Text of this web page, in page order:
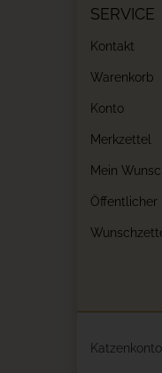
SERVICE
Kontakt
Warenkorb
Konto
Merkzettel
Mein
Öffentlicher